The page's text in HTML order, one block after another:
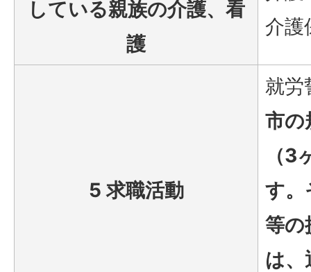
している親族の介護、看
護
介護
5 求職活動
就労
市の
（3
す。
等の
は